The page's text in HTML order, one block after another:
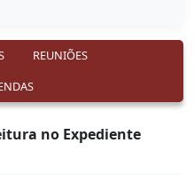
REUNIÕES
no Expediente